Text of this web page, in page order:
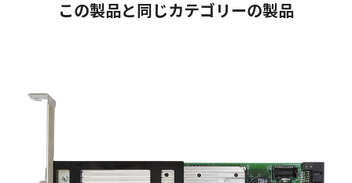
この製品と同じカテゴリーの製品